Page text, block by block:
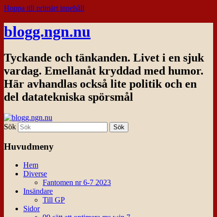
Hoppa till primärt innehåll
blogg.ngn.nu
Tyckande och tänkanden. Livet i en sjuk
vardag. Emellanåt kryddad med humor.
Här avhandlas också lite politik och en
del datatekniska spörsmål
Sök
Huvudmeny
Hem
Diverse
Fantomen nr 6-7 2023
Insändare
Till GP
Sidor